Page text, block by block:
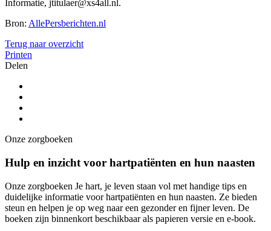
Informatie, jtitulaer@xs4all.nl.
Bron: AllePersberichten.nl
Terug naar overzicht
Printen
Delen
Onze zorgboeken
Hulp en inzicht voor hartpatiënten en hun naasten
Onze zorgboeken Je hart, je leven staan vol met handige tips en
duidelijke informatie voor hartpatiënten en hun naasten. Ze bieden
steun en helpen je op weg naar een gezonder en fijner leven. De
boeken zijn binnenkort beschikbaar als papieren versie en e-book.